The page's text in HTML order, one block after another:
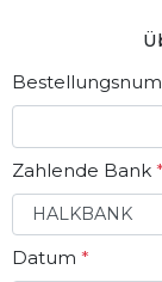
Zahlende Bank *
Datum *